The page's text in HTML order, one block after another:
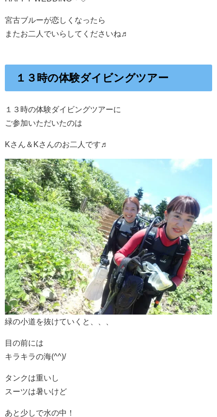
宮古ブルーが恋しくなったら
またお二人でいらしてくださいね♬
１３時の体験ダイビングツアー
１３時の体験ダイビングツアーに
ご参加いただいたのは
Kさん＆Kさんのお二人です♬
緑の小道を抜けていくと、、、
目の前には
キラキラの海(^^)/
タンクは重いし
スーツは暑いけど
あと少しで水の中！